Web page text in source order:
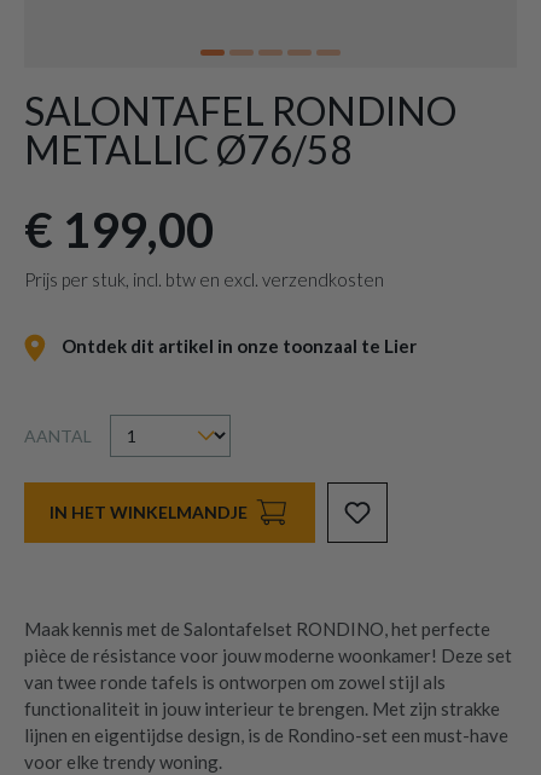
SALONTAFEL RONDINO
METALLIC Ø76/58
€ 199,00
Prijs per stuk, incl. btw en excl. verzendkosten
Ontdek dit artikel in onze toonzaal te Lier
AANTAL
IN HET WINKELMANDJE
Maak kennis met de Salontafelset RONDINO, het perfecte
pièce de résistance voor jouw moderne woonkamer! Deze set
van twee ronde tafels is ontworpen om zowel stijl als
functionaliteit in jouw interieur te brengen. Met zijn strakke
lijnen en eigentijdse design, is de Rondino-set een must-have
voor elke trendy woning.